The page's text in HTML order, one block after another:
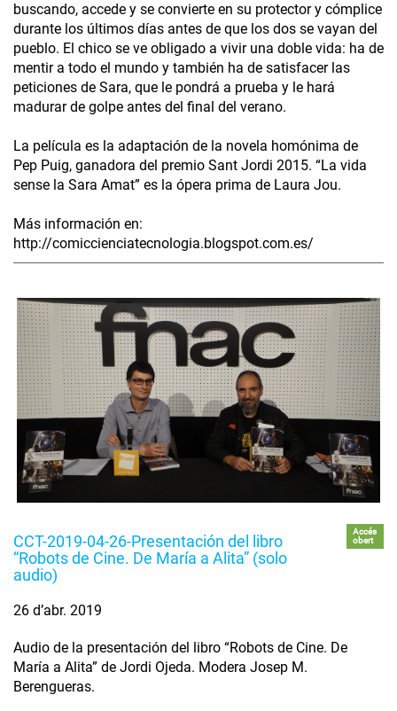
buscando, accede y se convierte en su protector y cómplice
durante los últimos días antes de que los dos se vayan del
pueblo. El chico se ve obligado a vivir una doble vida: ha de
mentir a todo el mundo y también ha de satisfacer las
peticiones de Sara, que le pondrá a prueba y le hará
madurar de golpe antes del final del verano.
La película es la adaptación de la novela homónima de
Pep Puig, ganadora del premio Sant Jordi 2015. “La vida
sense la Sara Amat” es la ópera prima de Laura Jou.
Más información en:
http://comiccienciatecnologia.blogspot.com.es/
CCT-2019-04-26-Presentación del libro
“Robots de Cine. De María a Alita” (solo
audio)
Accés
obert
26 d’abr. 2019
Audio de la presentación del libro “Robots de Cine. De
María a Alita” de Jordi Ojeda. Modera Josep M.
Berengueras.